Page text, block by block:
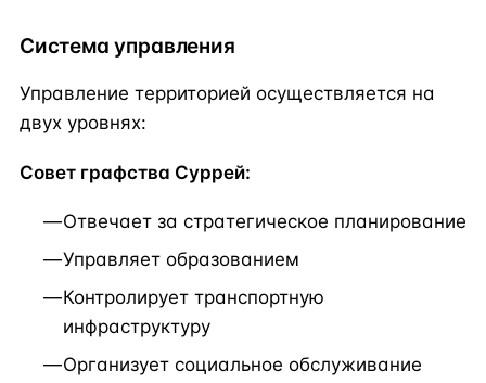
Система управления
Управление территорией осуществляется на
двух уровнях:
Совет графства Суррей:
Отвечает за стратегическое планирование
Управляет образованием
Контролирует транспортную
инфраструктуру
Организует социальное обслуживание